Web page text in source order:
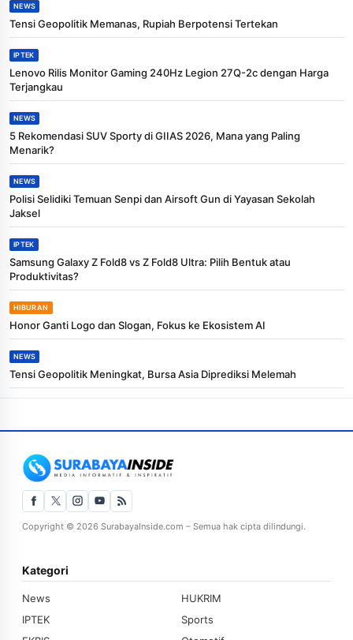
NEWS
Tensi Geopolitik Memanas, Rupiah Berpotensi Tertekan
IPTEK
Lenovo Rilis Monitor Gaming 240Hz Legion 27Q-2c dengan Harga
Terjangkau
NEWS
5 Rekomendasi SUV Sporty di GIIAS 2026, Mana yang Paling
Menarik?
NEWS
Polisi Selidiki Temuan Senpi dan Airsoft Gun di Yayasan Sekolah
Jaksel
IPTEK
Samsung Galaxy Z Fold8 vs Z Fold8 Ultra: Pilih Bentuk atau
Produktivitas?
HIBURAN
Honor Ganti Logo dan Slogan, Fokus ke Ekosistem AI
NEWS
Tensi Geopolitik Meningkat, Bursa Asia Diprediksi Melemah
Copyright © 2026 SurabayaInside.com – Semua hak cipta dilindungi.
Kategori
News
HUKRIM
IPTEK
Sports